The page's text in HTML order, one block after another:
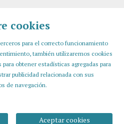
cookies
para el correcto funcionamiento
también utilizaremos cookies
obtener estadísticas agregadas para
publicidad relacionada con sus
de navegación.
Aceptar cookies